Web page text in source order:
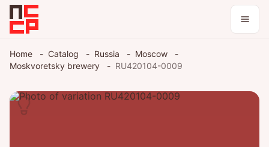
Catalog
Blog
Home Catalog Russia
Moscow
Moskvoretsky brewery
RU420104-0009